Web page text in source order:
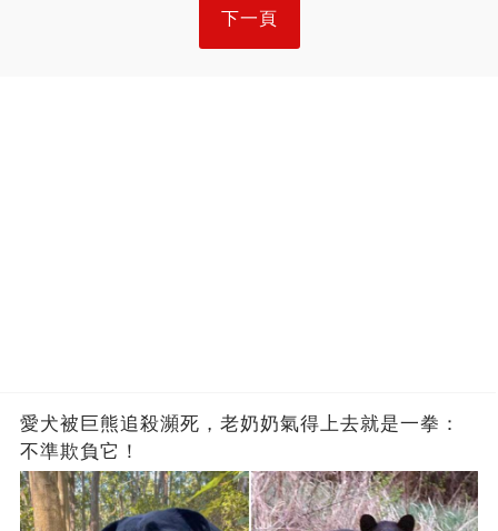
下一頁
愛犬被巨熊追殺瀕死，老奶奶氣得上去就是一拳：
不準欺負它！